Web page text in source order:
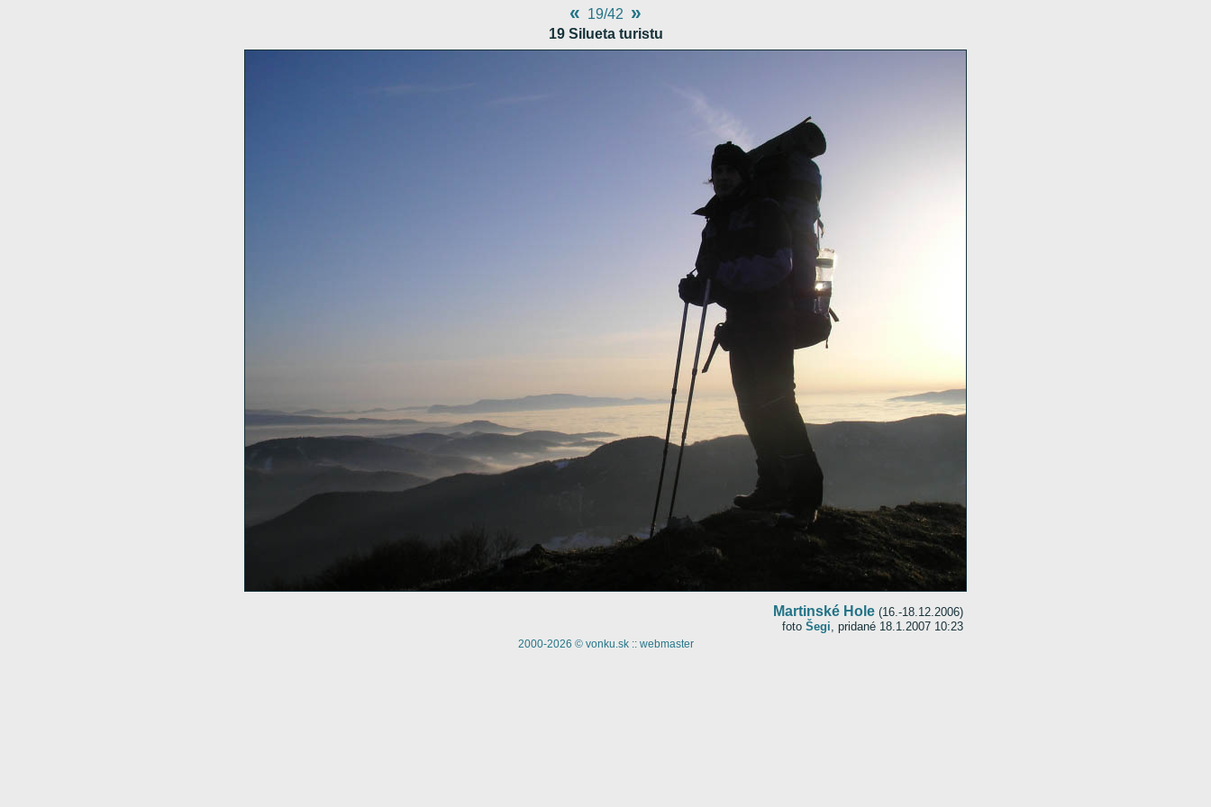
« 19/42 »
19 Silueta turistu
Martinské Hole (16.-18.12.2006)
foto Šegi, pridané 18.1.2007 10:23
2000-2026 © vonku.sk :: webmaster